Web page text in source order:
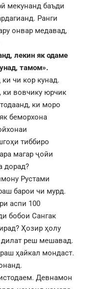
мекунанд баъди
Ранги
онвар медавад,
лекин як одаме
тамом».
чи кор кунад.
вовчику юрчик
ки моро
беморхона
тиббиро
магар ҷойи
дорад?
Рустами
барои чи мурд.
аспи 100
бобои Сангак
Ҳозир ҳолу
дилат реш мешавад.
ҳайкал мондаст.
Девнамон